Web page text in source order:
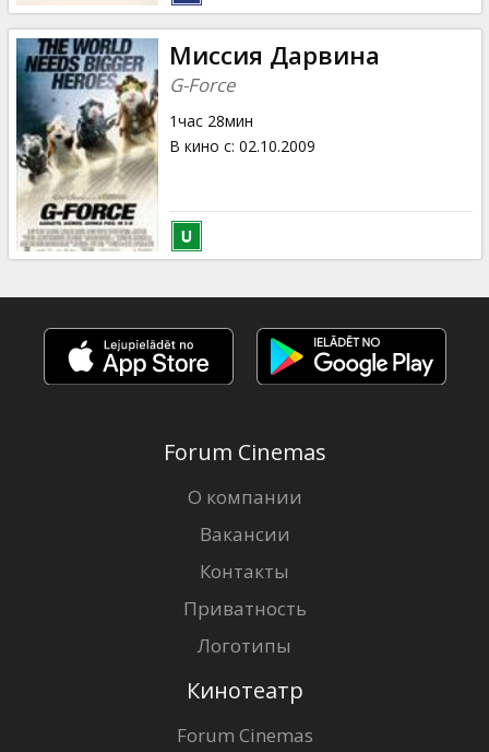
Клуб
Миссия Дарвина
G-Force
1час 28мин
В кино с: 02.10.2009
Forum Cinemas
О компании
Вакансии
Контакты
Приватность
Логотипы
Кинотеатр
Forum Cinemas